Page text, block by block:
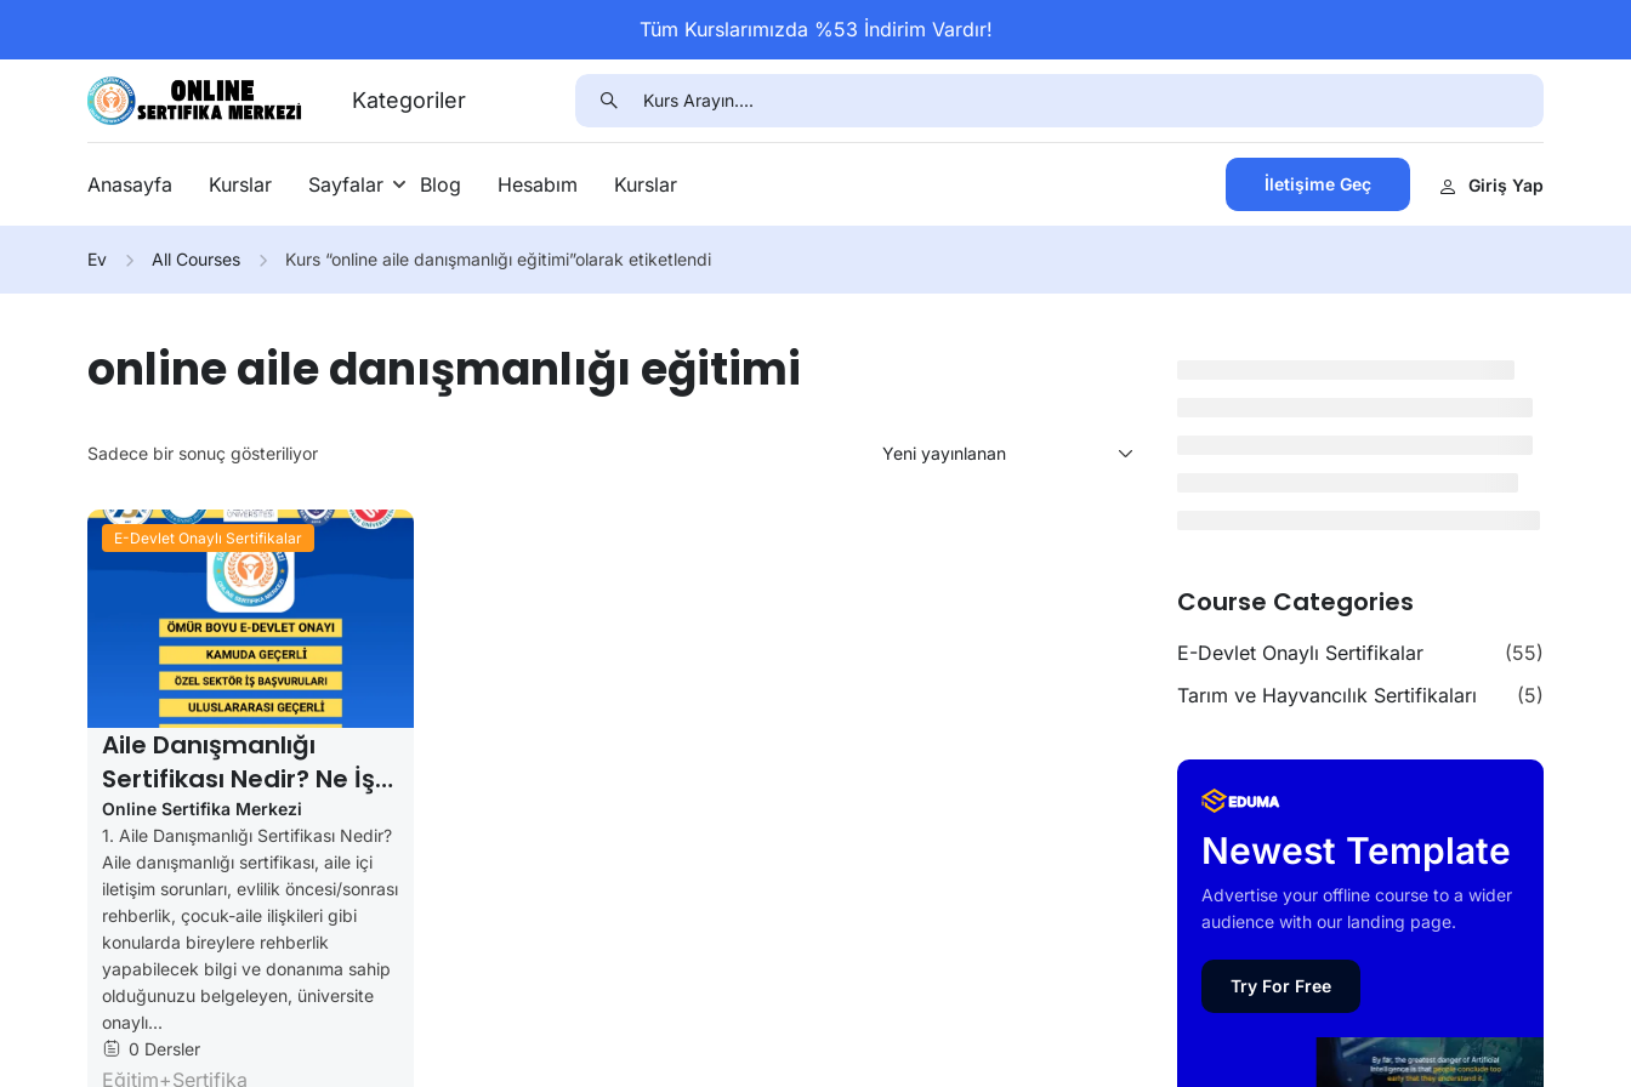
Tüm Kurslarımızda %53 İndirim Vardır!
Kategoriler
Anasayfa Kurslar Sayfalar Blog Hesabım Kurslar İletişime Geç Giriş Yap
Ev All Courses Kurs “online aile danışmanlığı eğitimi”olarak etiketlendi
online aile danışmanlığı eğitimi
Sadece bir sonuç gösteriliyor
E-Devlet Onaylı Sertifikalar
Aile Danışmanlığı
Sertifikası Nedir? Ne İşe
Yarar? (e-Devlet Onaylı
Rehber)
Online Sertifika Merkezi
1. Aile Danışmanlığı Sertifikası Nedir?
Aile danışmanlığı sertifikası, aile içi
iletişim sorunları, evlilik öncesi/sonrası
rehberlik, çocuk-aile ilişkileri gibi
konularda bireylere rehberlik
yapabilecek bilgi ve donanıma sahip
olduğunuzu belgeleyen, üniversite
onaylı...
0 Dersler
Eğitim+Sertifika
Course Categories
E-Devlet Onaylı Sertifikalar
(55)
Tarım ve Hayvancılık Sertifikaları
(5)
Newest Template
Advertise your offline course to a wider
audience with our landing page.
Try For Free